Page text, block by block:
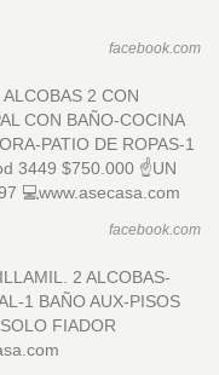
facebook.com
2 CON
CON BAÑO-COCINA
PATIO DE ROPAS-1
3449 $750.000 ☝️UN
💻www.asecasa.com
facebook.com
2 ALCOBAS-
1 BAÑO AUX-PISOS
FIADOR